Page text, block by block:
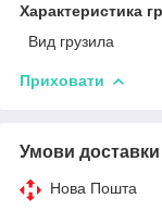
Характеристика
Вид грузила
Приховати
Умови доставки
Нова Пошта